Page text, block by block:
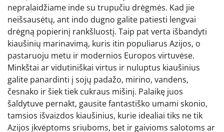
nepralaidžiame inde su trupučiu drėgmės. Kad jie
neišsausėtų, ant indo dugno galite patiesti lengvai
drėgną popierinį rankšluostį. Taip pat verta išbandyti
kiaušinių marinavimą, kuris itin populiarus Azijos, o
pastaruoju metu ir modernios Europos virtuvėse.
Minkštai ar vidutiniškai virtus ir nuluptus kiaušinius
galite panardinti į sojų padažo, mirino, vandens,
česnako ir šiek tiek cukraus mišinį. Palaikę juos
šaldytuve pernakt, gausite fantastiško umami skonio,
tamsios išvaizdos kiaušinius, kurie idealiai tiks ne tik
Azijos įkvėptoms sriuboms, bet ir gaivioms salotoms ar